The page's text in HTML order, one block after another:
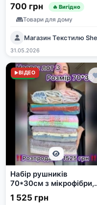
700 грн 🔥 Вигідно
Товари для дому
Магазин Текстилю
31.05.2026
Нове
ВІДЕО
Набір рушників
70*30см з мікрофібри,
50 шт.
1 525 грн